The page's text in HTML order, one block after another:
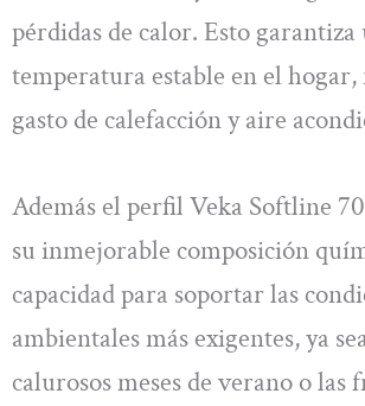
pérdidas de calor. Esto garantiza
temperatura estable en el
gasto de calefacción y aire
Además el perfil Veka Softline
su inmejorable composición
capacidad para soportar las
ambientales más exigentes, ya
calurosos meses de verano o las